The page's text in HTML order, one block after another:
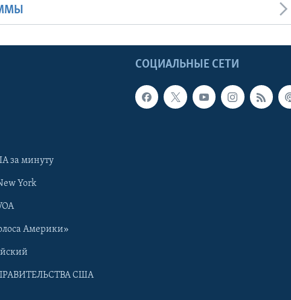
СОЦИАЛЬНЫЕ СЕТИ
за минуту
York
Америки»
США